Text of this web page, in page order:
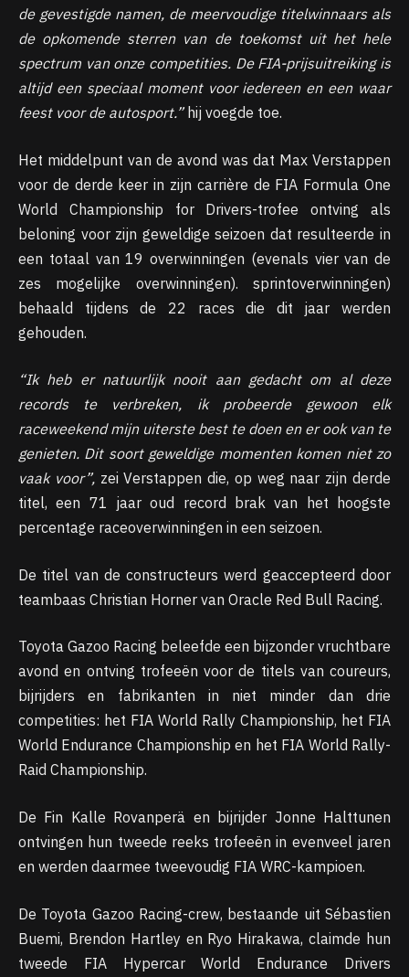
de gevestigde namen, de meervoudige titelwinnaars als
de opkomende sterren van de toekomst uit het hele
spectrum van onze competities. De FIA-prijsuitreiking is
altijd een speciaal moment voor iedereen en een waar
feest voor de autosport.” hij voegde toe.
Het middelpunt van de avond was dat Max Verstappen
voor de derde keer in zijn carrière de FIA ​​Formula One
World Championship for Drivers-trofee ontving als
beloning voor zijn geweldige seizoen dat resulteerde in
een totaal van 19 overwinningen (evenals vier van de
zes mogelijke overwinningen). sprintoverwinningen)
behaald tijdens de 22 races die dit jaar werden
gehouden.
“Ik heb er natuurlijk nooit aan gedacht om al deze
records te verbreken, ik probeerde gewoon elk
raceweekend mijn uiterste best te doen en er ook van te
genieten. Dit soort geweldige momenten komen niet zo
vaak voor”, zei Verstappen die, op weg naar zijn derde
titel, een 71 jaar oud record brak van het hoogste
percentage raceoverwinningen in een seizoen.
De titel van de constructeurs werd geaccepteerd door
teambaas Christian Horner van Oracle Red Bull Racing.
Toyota Gazoo Racing beleefde een bijzonder vruchtbare
avond en ontving trofeeën voor de titels van coureurs,
bijrijders en fabrikanten in niet minder dan drie
competities: het FIA World Rally Championship, het FIA
World Endurance Championship en het FIA World Rally-
Raid Championship.
De Fin Kalle Rovanperä en bijrijder Jonne Halttunen
ontvingen hun tweede reeks trofeeën in evenveel jaren
en werden daarmee tweevoudig FIA WRC-kampioen.
De Toyota Gazoo Racing-crew, bestaande uit Sébastien
Buemi, Brendon Hartley en Ryo Hirakawa, claimde hun
tweede FIA ​​Hypercar World Endurance Drivers